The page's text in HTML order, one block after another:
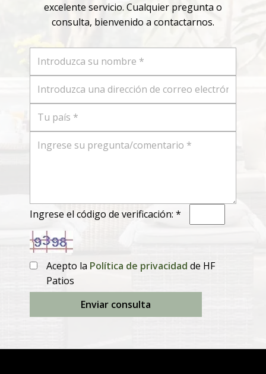
excelente servicio. Cualquier pregunta o
consulta, bienvenido a contactarnos.
Ingrese el código de verificación: *
Acepto la Política de privacidad de HF
Patios
Enviar consulta